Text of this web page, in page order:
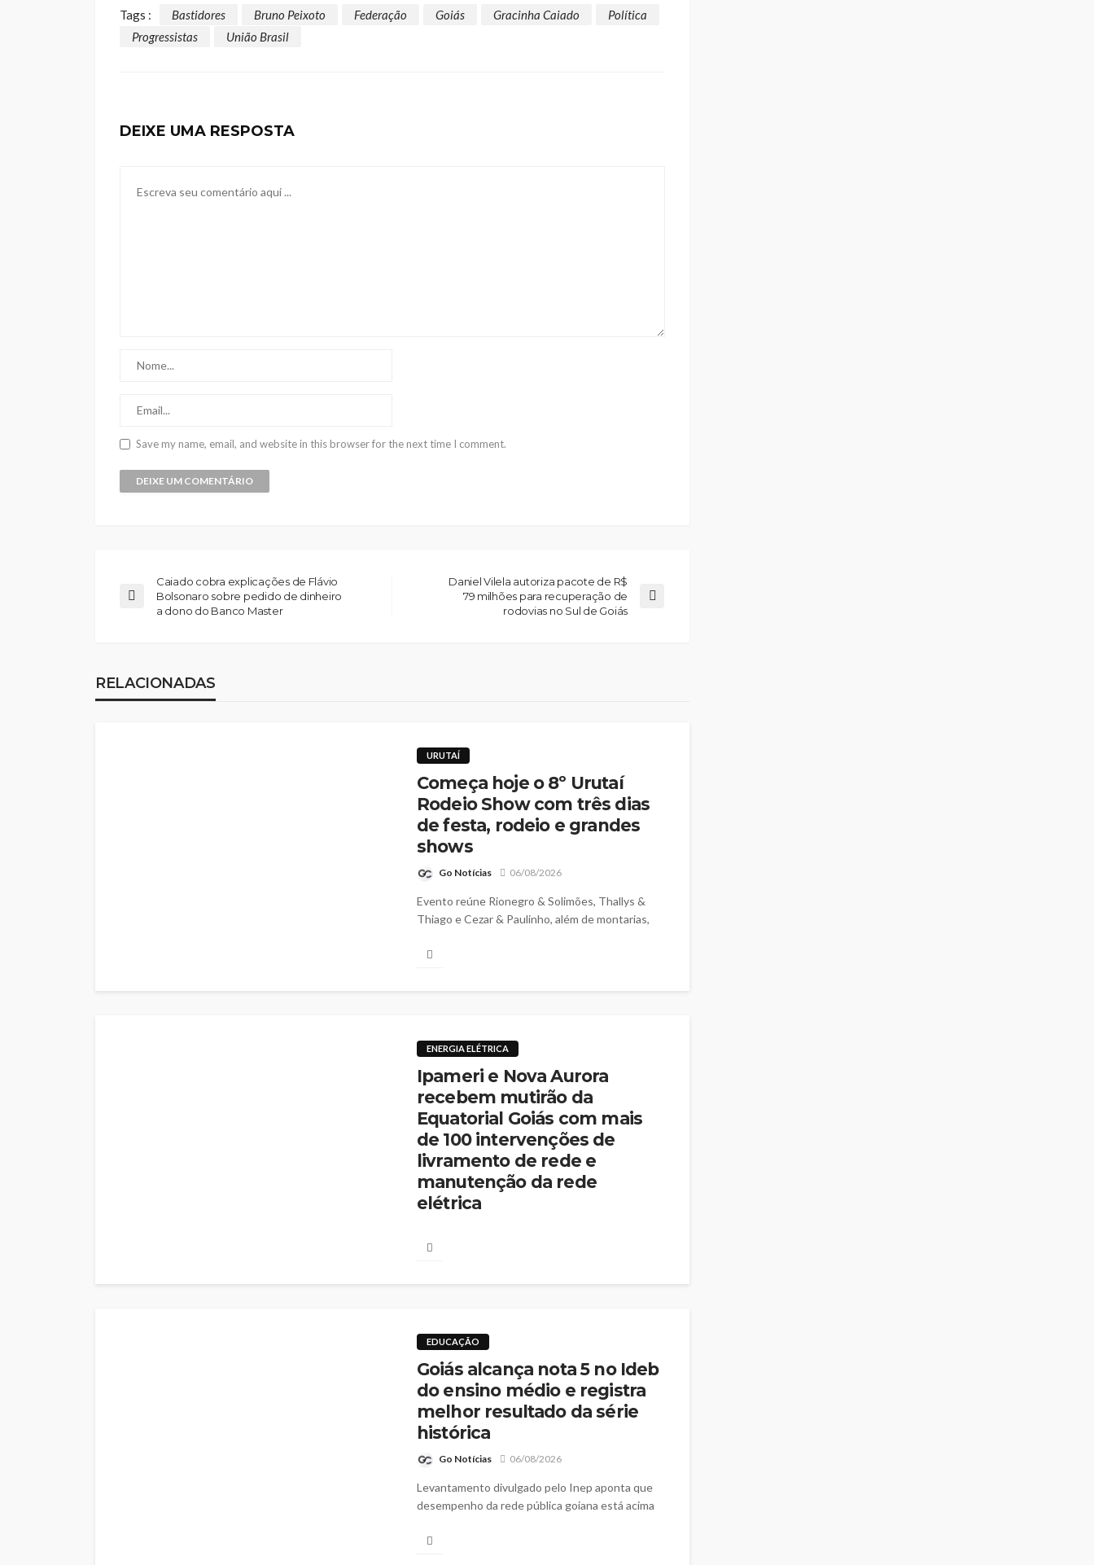
Tags : Bastidores Bruno Peixoto Federação Goiás Gracinha Caiado
Política
Progressistas
União Brasil
DEIXE UMA RESPOSTA
Save my name, email, and website in this browser for the next time I comment.
Caiado cobra explicações de Flávio
Bolsonaro sobre pedido de dinheiro
a dono do Banco Master
Daniel Vilela autoriza pacote de R$
79 milhões para recuperação de
rodovias no Sul de Goiás
RELACIONADAS
URUTAÍ
Começa hoje o 8º Urutaí
Rodeio Show com três dias
de festa, rodeio e grandes
shows
Go Notícias 06/08/2026
Evento reúne Rionegro & Solimões, Thallys &
Thiago e Cezar & Paulinho, além de montarias,
ENERGIA ELÉTRICA
Ipameri e Nova Aurora
recebem mutirão da
Equatorial Goiás com mais
de 100 intervenções de
livramento de rede e
manutenção da rede
elétrica
EDUCAÇÃO
Goiás alcança nota 5 no Ideb
do ensino médio e registra
melhor resultado da série
histórica
Go Notícias 06/08/2026
Levantamento divulgado pelo Inep aponta que
desempenho da rede pública goiana está acima
nos anos finais do ensino fundamental